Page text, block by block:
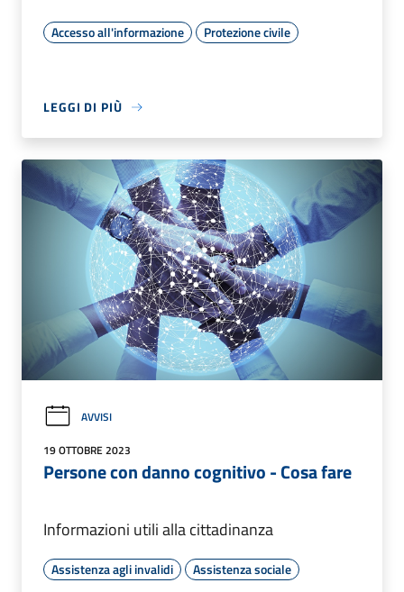
Accesso all'informazione Protezione civile
LEGGI DI PIÙ
AVVISI
19 OTTOBRE 2023
Persone con danno cognitivo - Cosa fare
Informazioni utili alla cittadinanza
Assistenza agli invalidi Assistenza sociale